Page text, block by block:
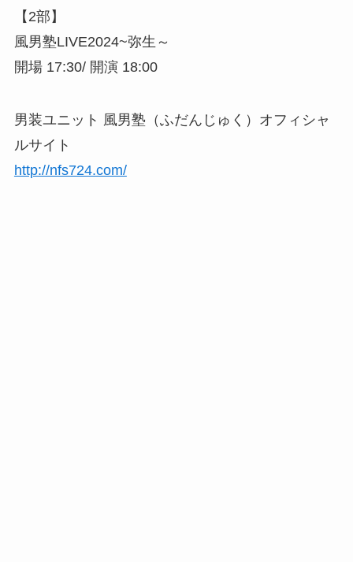
【2部】
風男塾LIVE2024~弥生～
開場 17:30/ 開演 18:00
男装ユニット 風男塾（ふだんじゅく）オフィシャ
ルサイト
http://nfs724.com/